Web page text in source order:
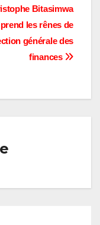
Bitasimwa
prend les rênes de
générale des
finances